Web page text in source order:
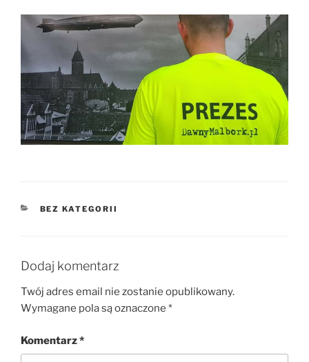
KATEGORIE
BEZ KATEGORII
Dodaj komentarz
Twój adres email nie zostanie opublikowany.
Wymagane pola są oznaczone *
Komentarz*